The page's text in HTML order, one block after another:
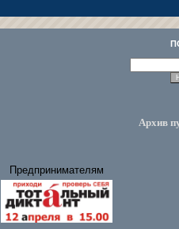
Предпринимателям
Архив